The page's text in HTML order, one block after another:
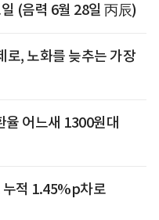
(음력 6월 28일 丙辰)
로, 노화를 늦추는 가장
율 어느새 1300원대
누적 1.45%p차로